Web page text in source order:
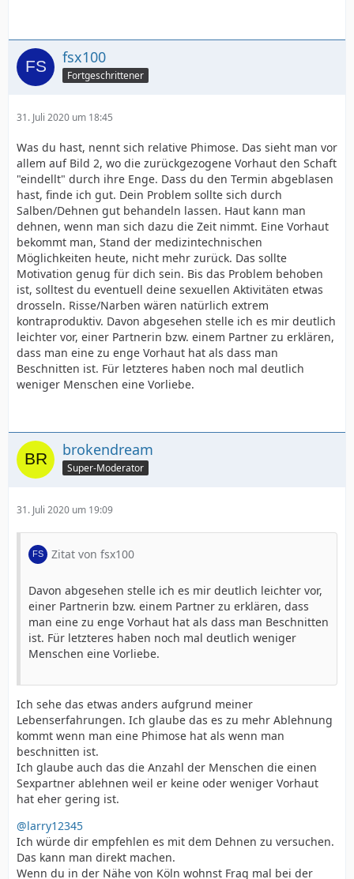
fsx100
Fortgeschrittener
31. Juli 2020 um 18:45
Was du hast, nennt sich relative Phimose. Das sieht man vor
allem auf Bild 2, wo die zurückgezogene Vorhaut den Schaft
"eindellt" durch ihre Enge. Dass du den Termin abgeblasen
hast, finde ich gut. Dein Problem sollte sich durch
Salben/Dehnen gut behandeln lassen. Haut kann man
dehnen, wenn man sich dazu die Zeit nimmt. Eine Vorhaut
bekommt man, Stand der medizintechnischen
Möglichkeiten heute, nicht mehr zurück. Das sollte
Motivation genug für dich sein. Bis das Problem behoben
ist, solltest du eventuell deine sexuellen Aktivitäten etwas
drosseln. Risse/Narben wären natürlich extrem
kontraproduktiv. Davon abgesehen stelle ich es mir deutlich
leichter vor, einer Partnerin bzw. einem Partner zu erklären,
dass man eine zu enge Vorhaut hat als dass man
Beschnitten ist. Für letzteres haben noch mal deutlich
weniger Menschen eine Vorliebe.
brokendream
Super-Moderator
31. Juli 2020 um 19:09
Zitat von fsx100
Davon abgesehen stelle ich es mir deutlich leichter vor,
einer Partnerin bzw. einem Partner zu erklären, dass
man eine zu enge Vorhaut hat als dass man Beschnitten
ist. Für letzteres haben noch mal deutlich weniger
Menschen eine Vorliebe.
Ich sehe das etwas anders aufgrund meiner
Lebenserfahrungen. Ich glaube das es zu mehr Ablehnung
kommt wenn man eine Phimose hat als wenn man
beschnitten ist.
Ich glaube auch das die Anzahl der Menschen die einen
Sexpartner ablehnen weil er keine oder weniger Vorhaut
hat eher gering ist.
@larry12345
Ich würde dir empfehlen es mit dem Dehnen zu versuchen.
Das kann man direkt machen.
Wenn du in der Nähe von Köln wohnst Frag mal bei der